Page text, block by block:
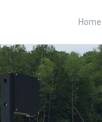
Home